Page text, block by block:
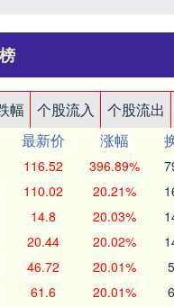
幅 个股流入 个股流出
最新价 涨幅
116.52 396.89%
110.02 20.21%
14.8 20.03%
20.44 20.02%
46.72 20.01%
61.6 20.01%